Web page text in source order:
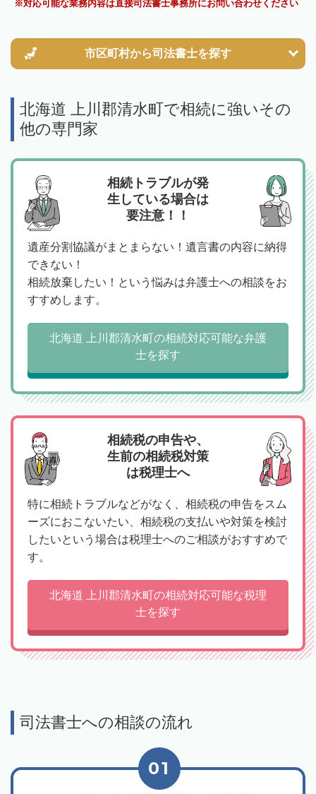
対応可能な業務内容は直接司法書士事務所にお問い合わせください
市区町村から司法書士を探す
北海道 上川郡清水町で相続に強いその
他の専門家
相続トラブルが発
生している場合は
要注意！！
遺産分割協議がまとまらない！遺言書の内容に納得
できない！
相続放棄したい！という悩みは弁護士への相談をお
すすめします。
北海道 上川郡清水町の相続対応可能な弁護
士を探す
相続税の申告や、
生前の相続税対策
は税理士へ
特に相続トラブルなどがなく、相続税の申告をスム
ーズにおこないたい、相続税の支払いや対策を検討
したいという場合は税理士へのご相談がおすすめで
す。
北海道 上川郡清水町の相続対応可能な税理
士を探す
司法書士への相談の流れ
01